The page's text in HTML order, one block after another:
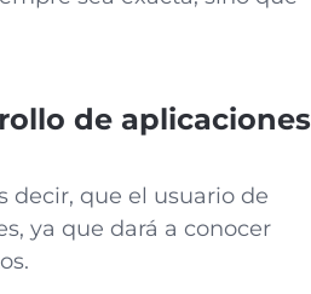
de aplicaciones
decir, que el usuario de
ya que dará a conocer